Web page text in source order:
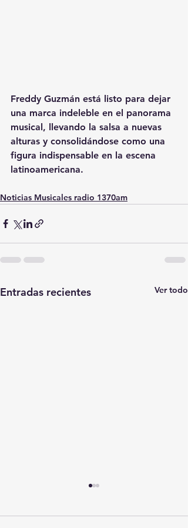
Freddy Guzmán está listo para dejar
una marca indeleble en el panorama
musical, llevando la salsa a nuevas
alturas y consolidándose como una
figura indispensable en la escena
latinoamericana.
Noticias Musicales radio 1370am
Entradas recientes Ver todo